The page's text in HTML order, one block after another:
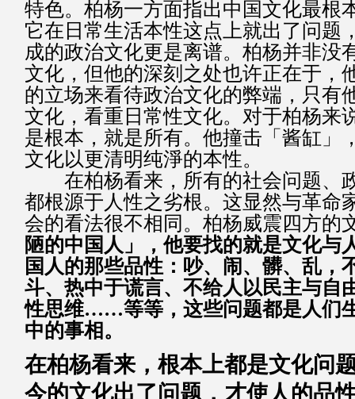
特色。柏杨一方面指出中国文化最根
它在日常生活本性这点上就出了问题
成的政治文化更是离谱。柏杨并非没
文化，但他的深刻之处也许正在于，
的立场来看待政治文化的弊端，只有
文化，看重日常性文化。对于柏杨来
是根本，就是所有。他撞击「酱缸」
文化以更清明纯淨的本性。
在柏杨看来，所有的社会问题、
都根源于人性之劣根。这显然与革命
会的看法很不相同。柏杨威震四方的
陋的中国人」，他要找的就是文化与
国人的那些品性：吵、闹、髒、乱，
斗、热中于谎言、不给人以民主与自
性思维……等等，这些问题都是人们
中的事相。
在柏杨看来，根本上都是文化问
今的文化出了问题，才使人的品